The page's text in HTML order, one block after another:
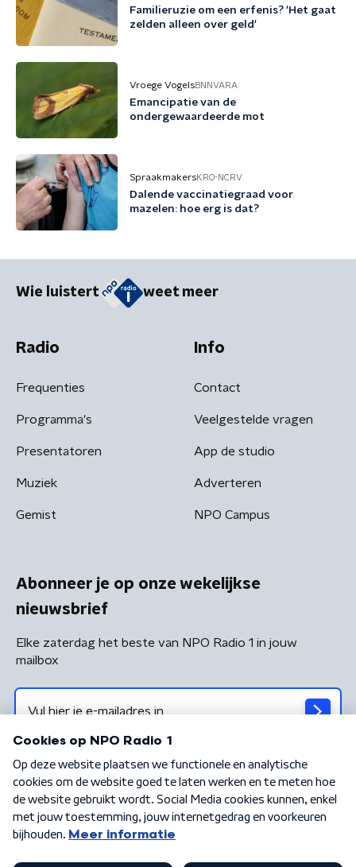
Familieruzie om een erfenis? 'Het gaat
zelden alleen over geld'
Vroege VogelsBNNVARA
Emancipatie van de
ondergewaardeerde mot
SpraakmakersKRO-NCRV
Dalende vaccinatiegraad voor
mazelen: hoe erg is dat?
Wie luistert weet meer
Radio
Frequenties
Programma's
Presentatoren
Muziek
Gemist
Info
Contact
Veelgestelde vragen
App de studio
Adverteren
NPO Campus
Abonneer je op onze wekelijkse
nieuwsbrief
Elke zaterdag het beste van NPO Radio 1 in jouw
mailbox
Algemene voorwaarden